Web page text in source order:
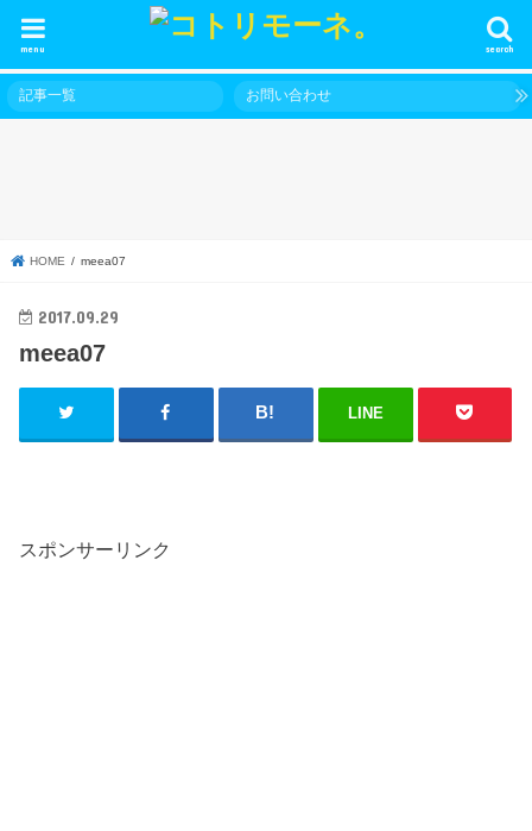
search
menu
記事一覧 お問い合わせ
HOME meea07
2017.09.29
meea07
LINE
スポンサーリンク